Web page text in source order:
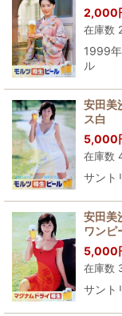
2,000
在庫数
1999
ル
安田
ス白
5,000
在庫数
サント
安田
ワンピ
5,000
在庫数
サント